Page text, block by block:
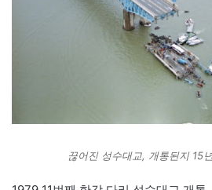
끊어진 성수대교, 개통된지 15